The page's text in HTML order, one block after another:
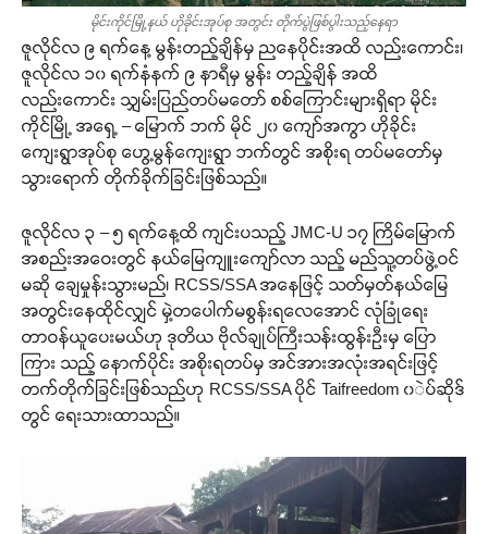
မိုင်းကိုင်မြို့နယ် ဟိုခိုင်းအုပ်စု အတွင်း တိုက်ပွဲဖြစ်ပွါးသည့်နေရာ
ဇူလိုင်လ ၉ ရက်နေ့ မွန်းတည့်ချိန်မှ ညနေပိုင်းအထိ လည်းကောင်း၊
ဇူလိုင်လ ၁၀ ရက်နံနက် ၉ နာရီမှ မွန်း တည့်ချိန် အထိ
လည်းကောင်း သျှမ်းပြည်တပ်မတော် စစ်ကြောင်းများရှိရာ မိုင်း
ကိုင်မြို့ အရှေ့ – မြောက် ဘက် မိုင် ၂၀ ကျော်အကွာ ဟိုခိုင်း
ကျေးရွာအုပ်စု ဟွေ့မွန်ကျေးရွာ ဘက်တွင် အစိုးရ တပ်မတော်မှ
သွားရောက် တိုက်ခိုက်ခြင်းဖြစ်သည်။
ဇူလိုင်လ ၃ – ၅ ရက်နေ့ထိ ကျင်းပသည့် JMC-U ၁၇ ကြိမ်မြောက်
အစည်းအဝေးတွင် နယ်မြေကျူးကျော်လာ သည့် မည်သူ့တပ်ဖွဲ့ဝင်
မဆို ချေမှုန်းသွားမည်၊ RCSS/SSA အနေဖြင့် သတ်မှတ်နယ်မြေ
အတွင်းနေထိုင်လျှင် မှဲ့တပေါက်မစွန်းရလေအောင် လုံခြုံရေး
တာဝန်ယူပေးမယ်ဟု ဒုတိယ ဗိုလ်ချုပ်ကြီးသန်းထွန်းဦးမှ ပြော
ကြား သည့် နောက်ပိုင်း အစိုးရတပ်မှ အင်အားအလုံးအရင်းဖြင့်
တက်တိုက်ခြင်းဖြစ်သည်ဟု RCSS/SSA ပိုင် Taifreedom ၀ဲပ်ဆိုဒ်
တွင် ရေးသားထာသည်။